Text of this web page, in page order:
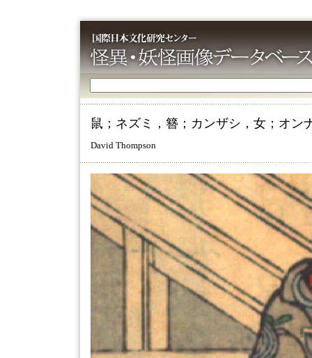
鼠；ネズミ，簪；カンザシ，女；オン
David Thompson